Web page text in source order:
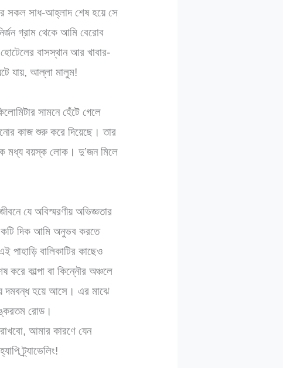
সকল সাধ-আহ্লাদ শেষ হয়ে সে
গ্রাম থেকে আমি বেরোব
বাসস্থান আর খাবার-
যায়, আল্লা মালুম!
সামনে হেঁটে গেলে
কাজ শুরু করে দিয়েছে। তার
মধ্য বয়স্ক লোক। দু’জন মিলে
যে অবিস্মরণীয় অভিজ্ঞতার
দিক আমি অনুভব করতে
পাহাড়ি বালিকাটির কাছেও
করে কাল্পা বা কিন্নৌর অঞ্চলে
দমবন্ধ হয়ে আসে। এর মাঝে
রোড।
আমার কারণে যেন
ট্র্যাভেলিং!